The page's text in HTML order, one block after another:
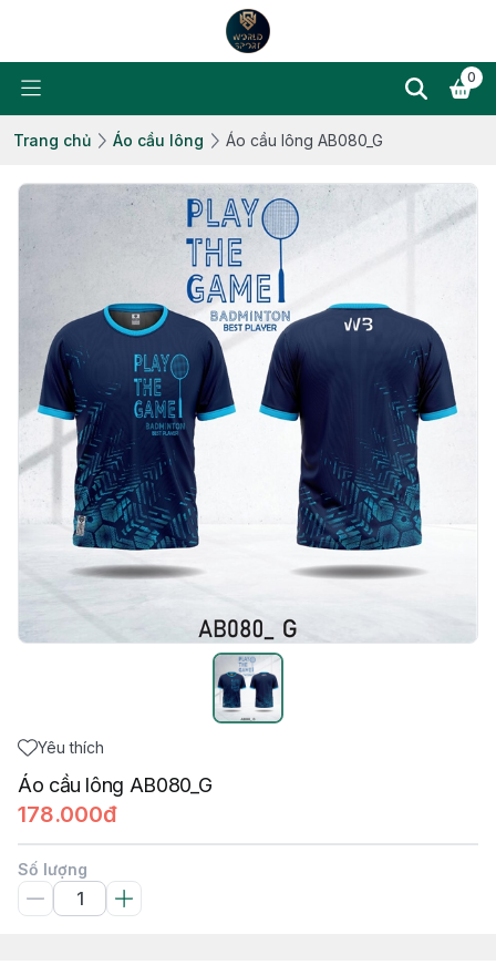
0
Trang chủ Áo cầu lông Áo cầu lông AB080_G
Yêu thích
Áo cầu lông AB080_G
178.000đ
Số lượng